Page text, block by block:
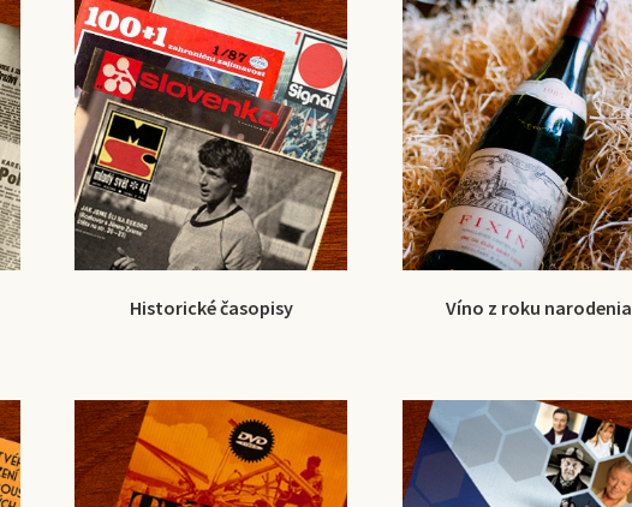
Historické časopisy Víno z roku narodenia